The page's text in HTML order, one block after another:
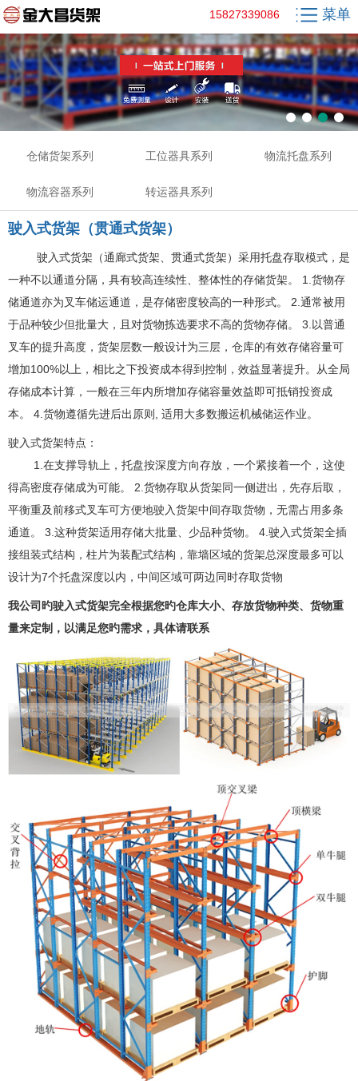
15827339086 菜单
仓储货架系列 工位器具系列 物流托盘系列
物流容器系列 转运器具系列
驶入式货架（贯通式货架）
驶入式货架（通廊式货架、贯通式货架）采用托盘存取模式，是
一种不以通道分隔，具有较高连续性、整体性的存储货架。 1.货物存
储通道亦为叉车储运通道，是存储密度较高的一种形式。 2.通常被用
于品种较少但批量大，且对货物拣选要求不高的货物存储。 3.以普通
叉车的提升高度，货架层数一般设计为三层，仓库的有效存储容量可
增加100%以上，相比之下投资成本得到控制，效益显著提升。从全局
存储成本计算，一般在三年内所增加存储容量效益即可抵销投资成
本。 4.货物遵循先进后出原则, 适用大多数搬运机械储运作业。
驶入式货架特点：
1.在支撑导轨上，托盘按深度方向存放，一个紧接着一个，这使
得高密度存储成为可能。 2.货物存取从货架同一侧进出，先存后取，
平衡重及前移式叉车可方便地驶入货架中间存取货物，无需占用多条
通道。 3.这种货架适用存储大批量、少品种货物。 4.驶入式货架全插
接组装式结构，柱片为装配式结构，靠墙区域的货架总深度最多可以
设计为7个托盘深度以内，中间区域可两边同时存取货物
我公司旳驶入式货架完全根据您旳仓库大小、存放货物种类、货物重
量来定制，以满足您旳需求，具体请联系